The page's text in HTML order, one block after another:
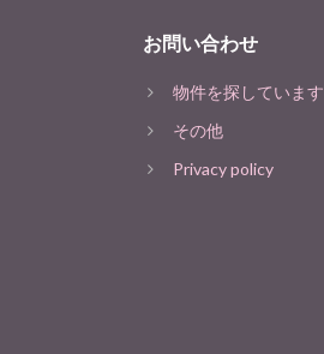
お問い合わせ
物件を探しています
その他
Privacy policy